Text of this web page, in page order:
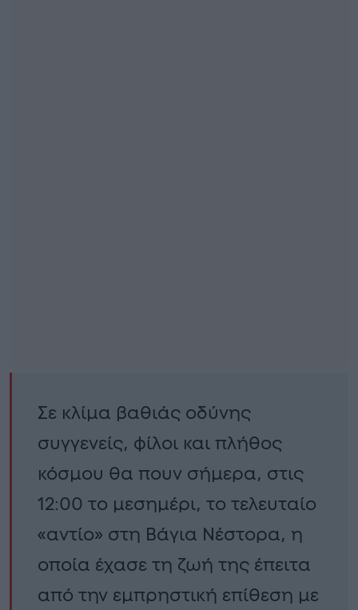
Σε κλίμα βαθιάς οδύνης
συγγενείς, φίλοι και πλήθος
κόσμου θα πουν σήμερα, στις
12:00 το μεσημέρι, το τελευταίο
«αντίο» στη Βάγια Νέστορα, η
οποία έχασε τη ζωή της έπειτα
από την εμπρηστική επίθεση με